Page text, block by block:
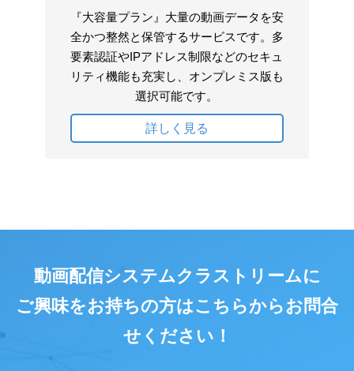
『大容量プラン』大量の動画データを安
全かつ整然と保管するサービスです。多
要素認証やIPアドレス制限などのセキュ
リティ機能も充実し、オンプレミス版も
選択可能です。
詳しく見る
動画配信システムクラストリームに
ご興味をお持ちの方はこちらからお問合
せください！